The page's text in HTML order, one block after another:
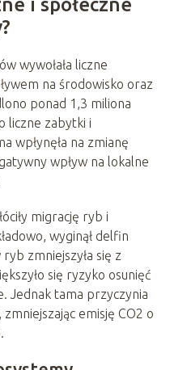
i społeczne
wywołała liczne
na środowisko oraz
ponad 1,3 miliona
liczne zabytki i
wpłynęła na zmianę
wpływ na lokalne
migrację ryb i
wyginął delfin
zmniejszyła się z
się ryzyko osunięć
Jednak tama przyczynia
emisję CO2 o